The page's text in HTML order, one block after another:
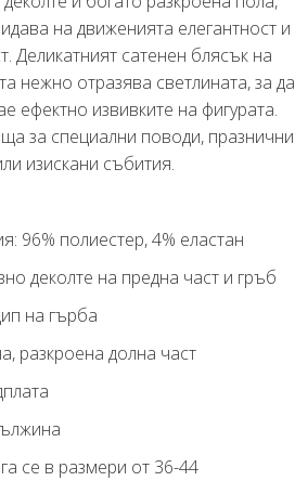
на движенията елегантност и
Деликатният сатенен блясък на
нежно отразява светлината, за да
ефектно извивките на фигурата.
за специални поводи, празнични
изискани събития.
96% полиестер, 4% еластан
деколте на предна част и гръб
на гърба
разкроена долна част
се в размери от 36-44